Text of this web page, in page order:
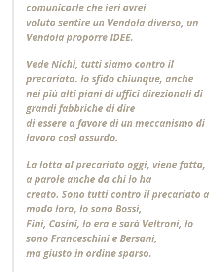
comunicarle che ieri avrei
voluto sentire un Vendola diverso, un
Vendola proporre IDEE.
Vede Nichi, tutti siamo contro il
precariato. Io sfido chiunque, anche
nei più alti piani di uffici direzionali di
grandi fabbriche di dire
di essere a favore di un meccanismo di
lavoro così assurdo.
La lotta al precariato oggi, viene fatta,
a parole anche da chi lo ha
creato. Sono tutti contro il precariato a
modo loro, lo sono Bossi,
Fini, Casini, lo era e sarà Veltroni, lo
sono Franceschini e Bersani,
ma giusto in ordine sparso.